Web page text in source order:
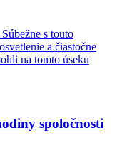
s touto
a čiastočne
na tomto úseku
spoločnosti